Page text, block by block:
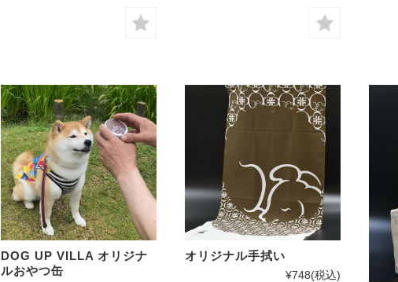
DOG UP VILLA オリジナ
ルおやつ缶
オリジナル手拭い
¥748(税込)